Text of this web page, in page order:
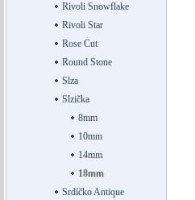
Rivoli Snowflake
Rivoli Star
Rose Cut
Round Stone
Slza
Slzička
8mm
10mm
14mm
18mm
Srdíčko Antique